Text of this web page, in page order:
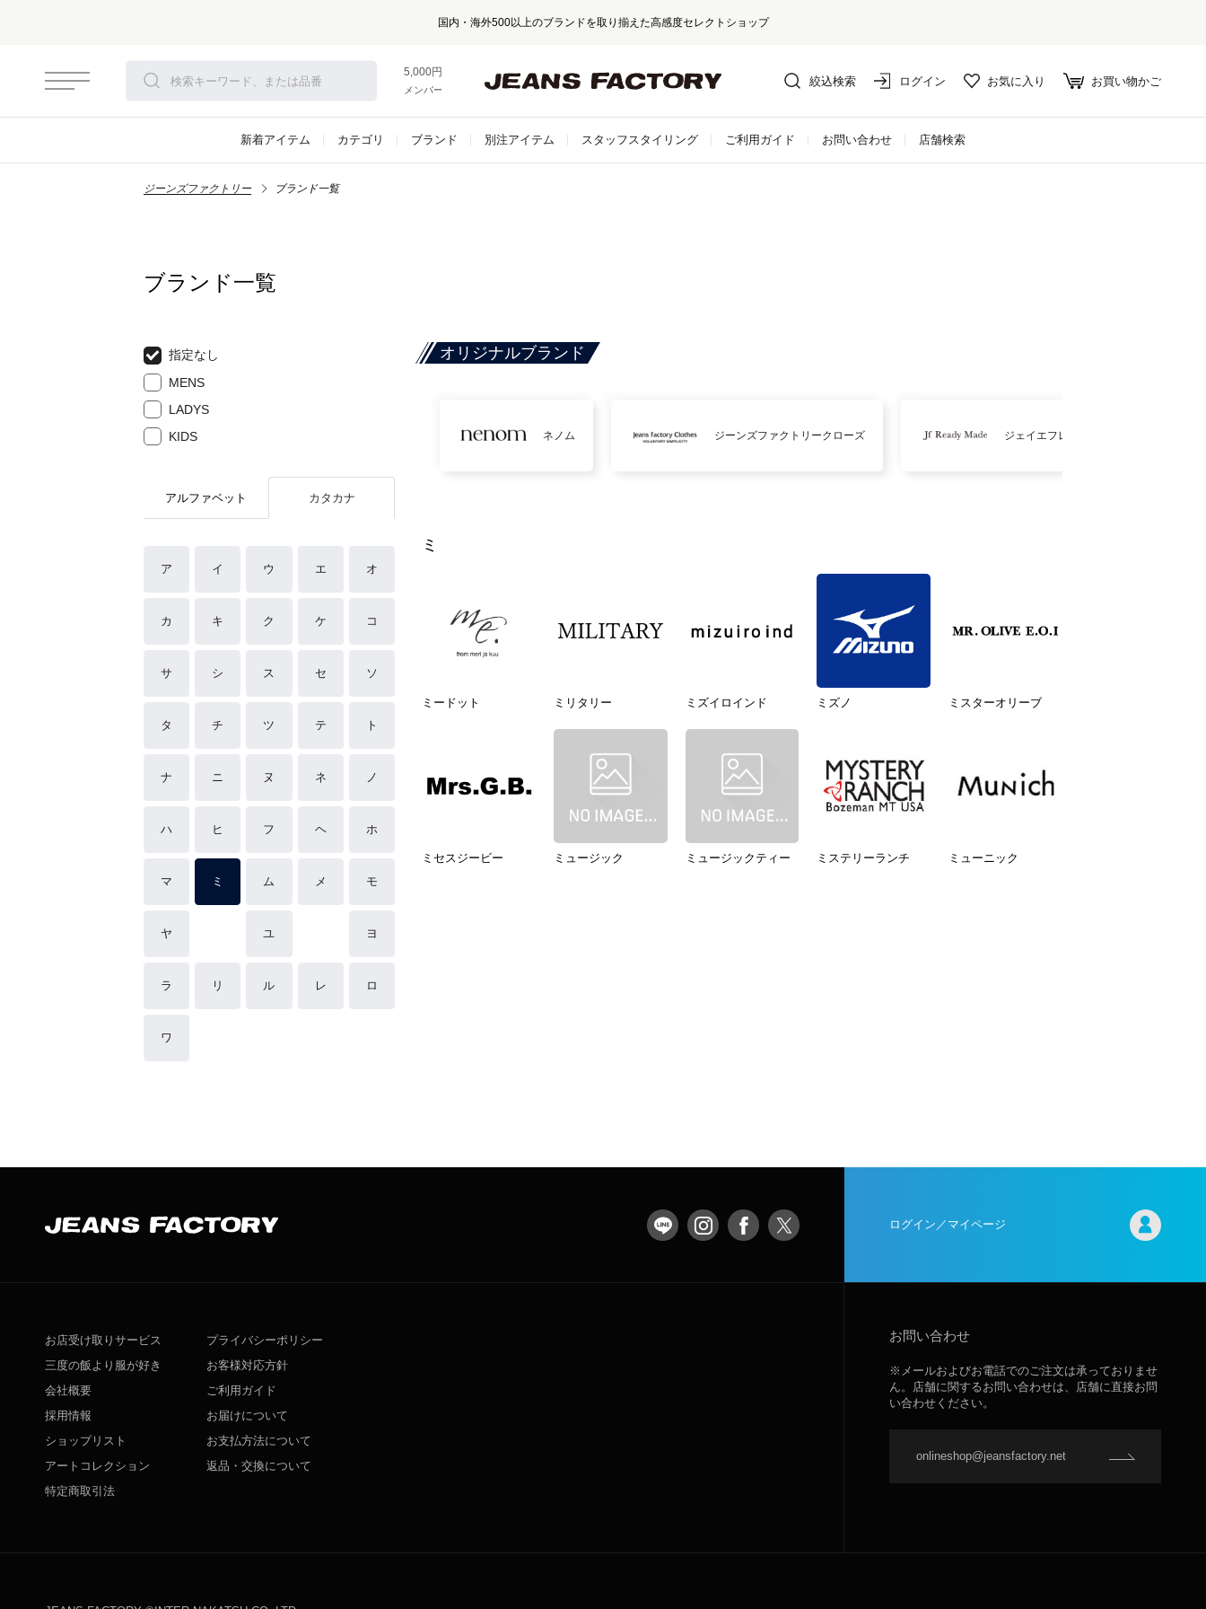
国内・海外500以上のブランドを取り揃えた高感度セレクトショップ
5,000円以上お買い上げで送料無料！
メンバー登録でお得な情報をゲット。さらに詳しく
絞込検索 ログイン お気に入り お買い物かご
新着アイテム カテゴリ ブランド 別注アイテム スタッフスタイリング ご利用ガイド お問い合わせ 店舗検索
ジーンズファクトリー ブランド一覧
ブランド一覧
指定なし
MENS
LADYS
KIDS
アルファベット カタカナ
ア イ ウ エ オ
カ キ ク ケ コ
サ シ ス セ ソ
タ チ ツ テ ト
ナ ニ ヌ ネ ノ
ハ ヒ フ ヘ ホ
マ ミ ム メ モ
ヤ ユ ヨ
ラ リ ル レ ロ
ワ
オリジナルブランド
ネノム ジーンズファクトリークローズ ジェイエフレディメイド
ミ
ミードット ミリタリー ミズイロインド ミズノ ミスターオリーブ
ミセスジービー ミュージック ミュージックティー ミステリーランチ ミューニック
ログイン／マイページ
お店受け取りサービス
三度の飯より服が好き
会社概要
採用情報
ショップリスト
アートコレクション
特定商取引法
プライバシーポリシー
お客様対応方針
ご利用ガイド
お届けについて
お支払方法について
返品・交換について
お問い合わせ
※メールおよびお電話でのご注文は承っておりませ
ん。店舗に関するお問い合わせは、店舗に直接お問
い合わせください。
onlineshop@jeansfactory.net